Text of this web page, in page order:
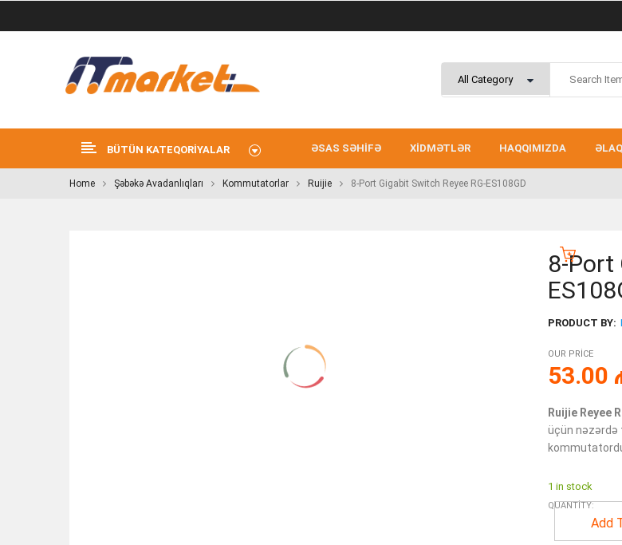
BÜTÜN KATEQORIYALAR ƏSAS SƏHIFƏ XIDMƏTLƏR HAQQIMIZDA
Home Şəbəkə Avadanlıqları Kommutatorlar Ruijie 8-Port Gigabit Switch Reyee RG-ES108GD
8-Port
PRODUCT BY:
OUR PRICE
53.00
Ruijie Reyee
üçün nəzərdə
1 in stock
QUANTITY:
Add